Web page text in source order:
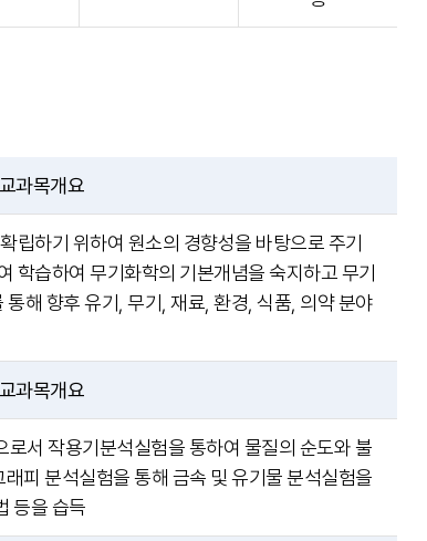
교과목개요
립하기 위하여 원소의 경향성을 바탕으로 주기
학습하여 무기화학의 기본개념을 숙지하고 무기
해 향후 유기, 무기, 재료, 환경, 식품, 의약 분야
교과목개요
서 작용기분석실험을 통하여 물질의 순도와 불
피 분석실험을 통해 금속 및 유기물 분석실험을
등을 습득